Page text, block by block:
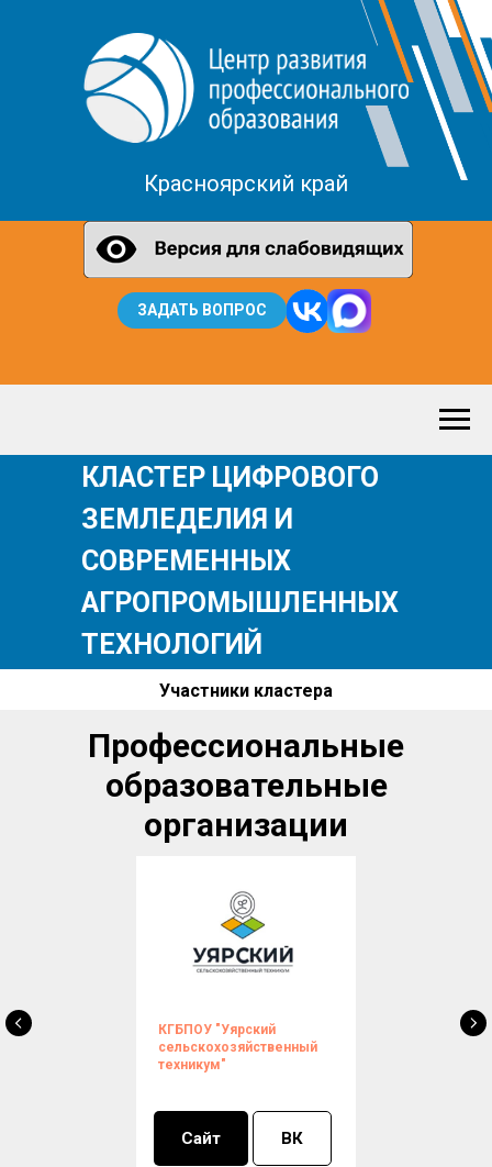
Красноярский край
ЗАДАТЬ ВОПРОС
КЛАСТЕР ЦИФРОВОГО
ЗЕМЛЕДЕЛИЯ И
СОВРЕМЕННЫХ
АГРОПРОМЫШЛЕННЫХ
ТЕХНОЛОГИЙ
Участники кластера
Профессиональные
образовательные
организации
КГБПОУ "Уярский
сельскохозяйственный
техникум"
Сайт ВК